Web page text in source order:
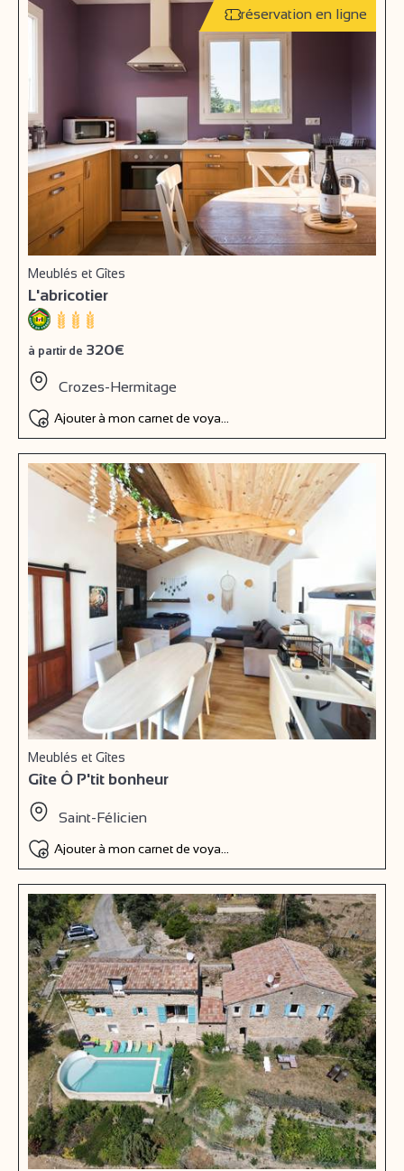
réservation en ligne
Meublés et Gîtes
L'abricotier
à partir de 320€
Crozes-Hermitage
Ajouter à mon carnet de voyage
Meublés et Gîtes
Gîte Ô P'tit bonheur
Saint-Félicien
Ajouter à mon carnet de voyage